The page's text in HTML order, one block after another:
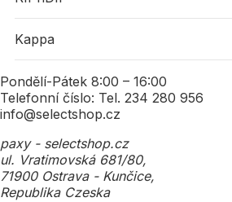
Kappa
Pondělí-Pátek 8:00 – 16:00
Telefonní číslo: Tel. 234 280 956
info@selectshop.cz
paxy - selectshop.cz
ul. Vratimovská 681/80,
71900 Ostrava - Kunčice,
Republika Czeska